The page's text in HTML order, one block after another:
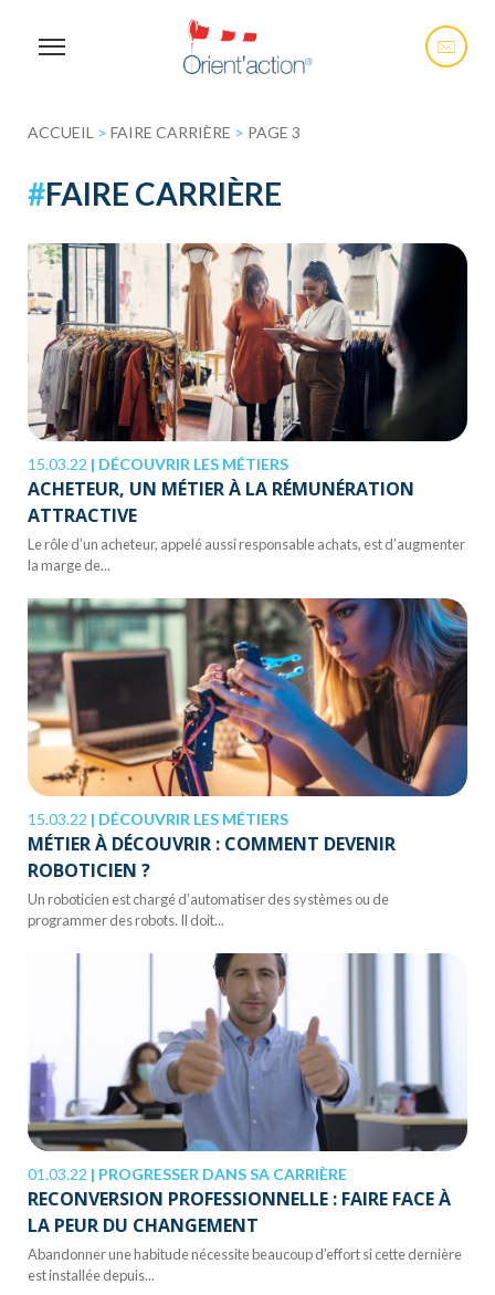
ACCUEIL > FAIRE CARRIÈRE > PAGE 3
#FAIRE CARRIÈRE
15.03.22 | DÉCOUVRIR LES MÉTIERS
ACHETEUR, UN MÉTIER À LA RÉMUNÉRATION
ATTRACTIVE
Le rôle d’un acheteur, appelé aussi responsable achats, est d’augmenter
la marge de...
15.03.22 | DÉCOUVRIR LES MÉTIERS
MÉTIER À DÉCOUVRIR : COMMENT DEVENIR
ROBOTICIEN ?
Un roboticien est chargé d’automatiser des systèmes ou de
programmer des robots. Il doit...
01.03.22 | PROGRESSER DANS SA CARRIÈRE
RECONVERSION PROFESSIONNELLE : FAIRE FACE À
LA PEUR DU CHANGEMENT
Abandonner une habitude nécessite beaucoup d’effort si cette dernière
est installée depuis...